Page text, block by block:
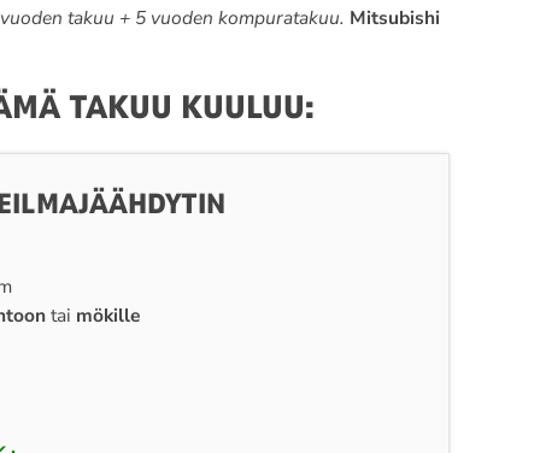
takuu + 5 vuoden kompuratakuu. Mitsubishi
TAKUU KUULUU:
tai mökille